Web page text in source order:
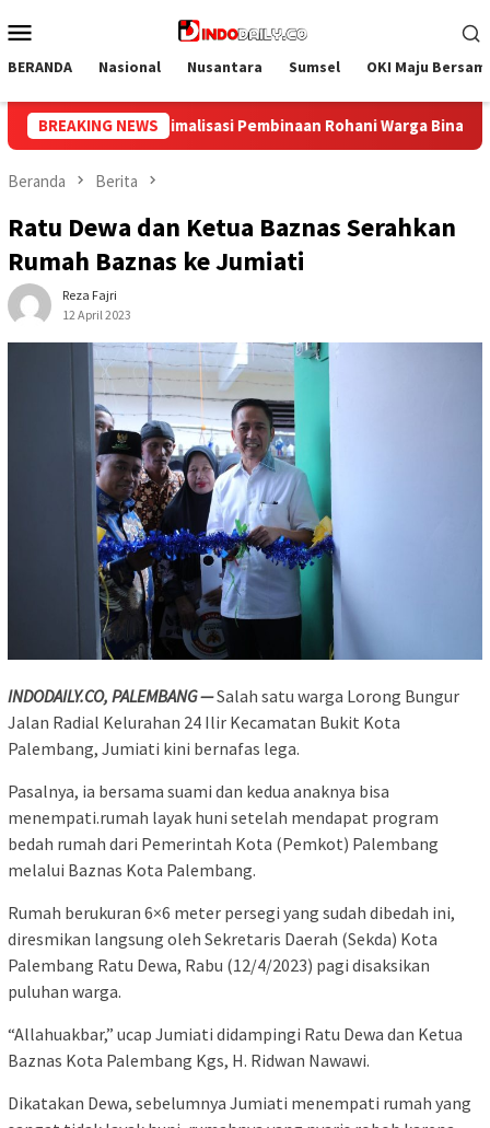
ke
Mobile
BERANDA Nasional Nusantara Sumsel OKI Maju
BREAKING NEWS
Binaan Bangun Kesamaan Persepsi, Lapas
Beranda Berita
Ratu Dewa dan Ketua Baznas Serahkan
Rumah Baznas ke Jumiati
Reza Fajri
12 April 2023
INDODAILY.CO, PALEMBANG —Salah satu warga Lorong Bungur
Jalan Radial Kelurahan 24 Ilir Kecamatan Bukit Kota
Palembang, Jumiati kini bernafas lega.
Pasalnya, ia bersama suami dan kedua anaknya bisa
menempati.rumah layak huni setelah mendapat program
bedah rumah dari Pemerintah Kota (Pemkot) Palembang
melalui Baznas Kota Palembang.
Rumah berukuran 6×6 meter persegi yang sudah dibedah ini,
diresmikan langsung oleh Sekretaris Daerah (Sekda) Kota
Palembang Ratu Dewa, Rabu (12/4/2023) pagi disaksikan
puluhan warga.
“Allahuakbar,” ucap Jumiati didampingi Ratu Dewa dan Ketua
Baznas Kota Palembang Kgs, H. Ridwan Nawawi.
Dikatakan Dewa, sebelumnya Jumiati menempati rumah yang